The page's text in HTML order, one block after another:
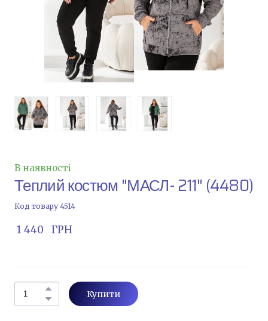
В наявності
Теплий костюм "МАСЛ- 211" (4480)
Код товару 4514
1 440   ГРН
Купити